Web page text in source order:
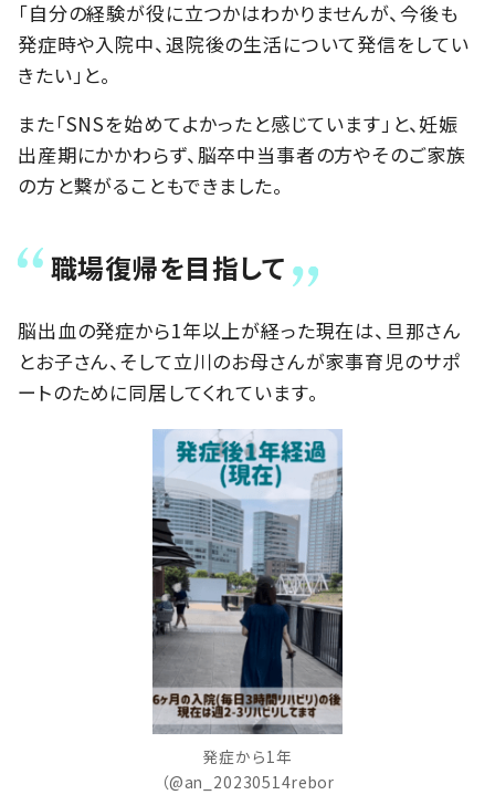
「自分の経験が役に立つかはわかりませんが、今後も
発症時や入院中、退院後の生活について発信をしてい
きたい」と。
また「SNSを始めてよかったと感じています」と、妊娠
出産期にかかわらず、脳卒中当事者の方やそのご家族
の方と繋がることもできました。
職場復帰を目指して
脳出血の発症から1年以上が経った現在は、旦那さん
とお子さん、そして立川のお母さんが家事育児のサポ
ートのために同居してくれています。
発症から1年
（@an_20230514rebor